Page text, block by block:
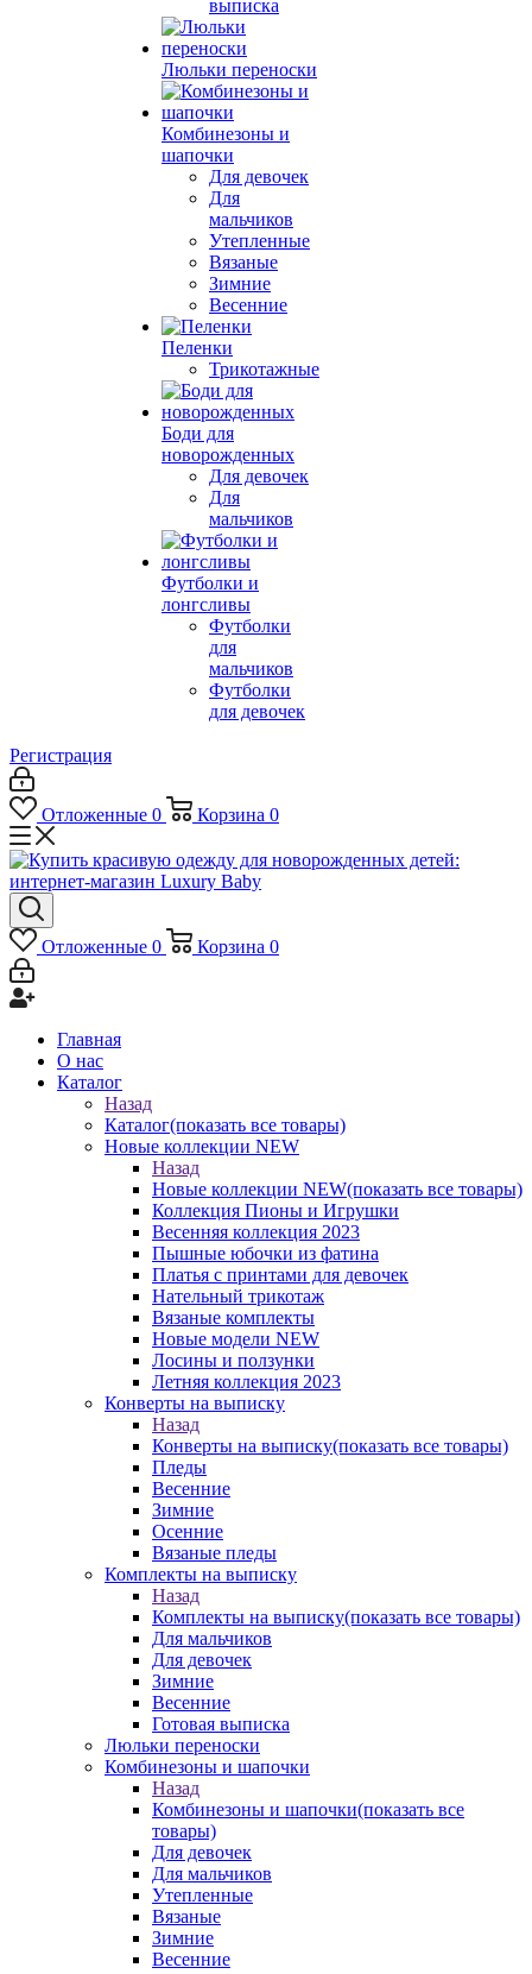
выписка
Люльки переноски
Комбинезоны и
шапочки
Для девочек
Для
мальчиков
Утепленные
Вязаные
Зимние
Весенние
Пеленки
Трикотажные
Боди для
новорожденных
Для девочек
Для
мальчиков
Футболки и
лонгсливы
Футболки
для
мальчиков
Футболки
для девочек
Регистрация
Отложенные 0 Корзина 0
Отложенные 0 Корзина 0
Главная
О нас
Каталог
Назад
Каталог(показать все товары)
Новые коллекции NEW
Назад
Новые коллекции NEW(показать все товары)
Коллекция Пионы и Игрушки
Весенняя коллекция 2023
Пышные юбочки из фатина
Платья с принтами для девочек
Нательный трикотаж
Вязаные комплекты
Новые модели NEW
Лосины и ползунки
Летняя коллекция 2023
Конверты на выписку
Назад
Конверты на выписку(показать все товары)
Пледы
Весенние
Зимние
Осенние
Вязаные пледы
Комплекты на выписку
Назад
Комплекты на выписку(показать все товары)
Для мальчиков
Для девочек
Зимние
Весенние
Готовая выписка
Люльки переноски
Комбинезоны и шапочки
Назад
Комбинезоны и шапочки(показать все
товары)
Для девочек
Для мальчиков
Утепленные
Вязаные
Зимние
Весенние